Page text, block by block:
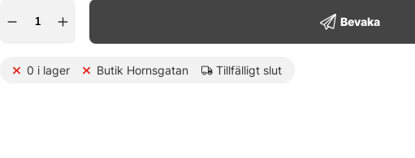
Bevaka
0 i lager Butik Hornsgatan Tillfälligt slut